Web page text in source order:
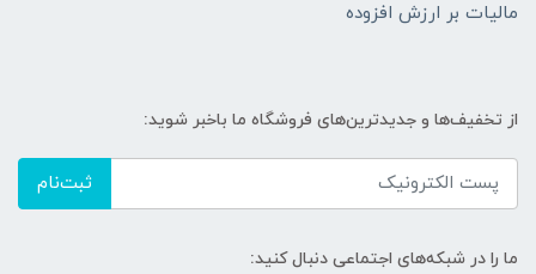
مالیات بر ارزش افزوده
از تخفیف‌ها و جدیدترین‌های فروشگاه ما باخبر شوید:
ثبت‌نام
ما را در شبکه‌های اجتماعی دنبال کنید: